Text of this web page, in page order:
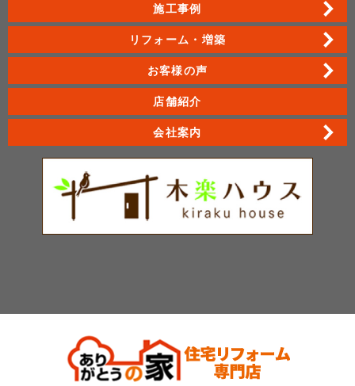
施工事例
リフォーム・増築
お客様の声
店舗紹介
会社案内